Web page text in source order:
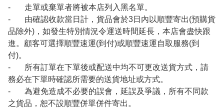
- 走單或棄單者將被本店列入黑名單。
- 由確認收款當日計，貨品會於3日內以順豐寄出(預購貨
品除外)，如發生特別情況令運送時間延長，本店會盡快跟
進。顧客可選擇順豐速運(到付)或順豐速運自取服務(到
付)。
- 所有訂單在下單後或配送中均不可更改送貨方式，請
務必在下單時確認所需要的送貨地址或方式。
- 為避免造成不必要的誤會，延誤及爭議，所有不同款
之貨品，恕不設順豐併單併件寄出。